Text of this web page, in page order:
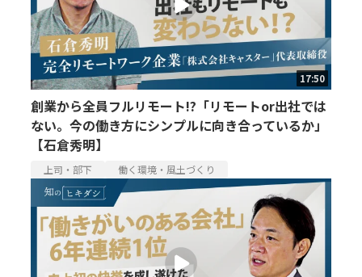
17:50
創業から全員フルリモート!?「リモートor出社では
ない。今の働き方にシンプルに向き合っているか」
【石倉秀明】
上司・部下 働く環境・風土づくり